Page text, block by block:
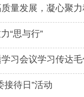
质量发展，凝心聚
“思与行”
习会议学习传达
接待日”活动